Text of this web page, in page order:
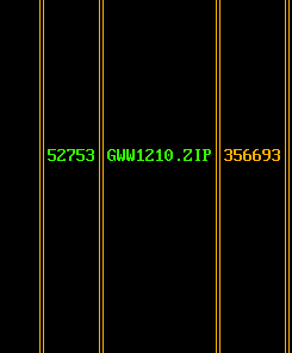
52753 GWW1210.ZIP 356693